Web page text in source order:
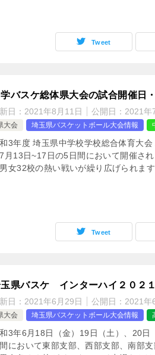
Tweet
バスケ総体県大会の試合開催日
日： 2021年8月11日 公開日： 2021年
大会 埼玉県バスケットボール大会情報
3年度 埼玉県中学校学校総合体育大
月13日~17日の5日間において開催さ
女32校の熱い戦いが繰り広げられま
Tweet
県バスケ インターハイ２０２
日： 2021年6月29日 公開日： 2021年
大会 埼玉県バスケットボール大会情報
3年6月18日（金）19日（土）、20日
において東部支部、西部支部、南部